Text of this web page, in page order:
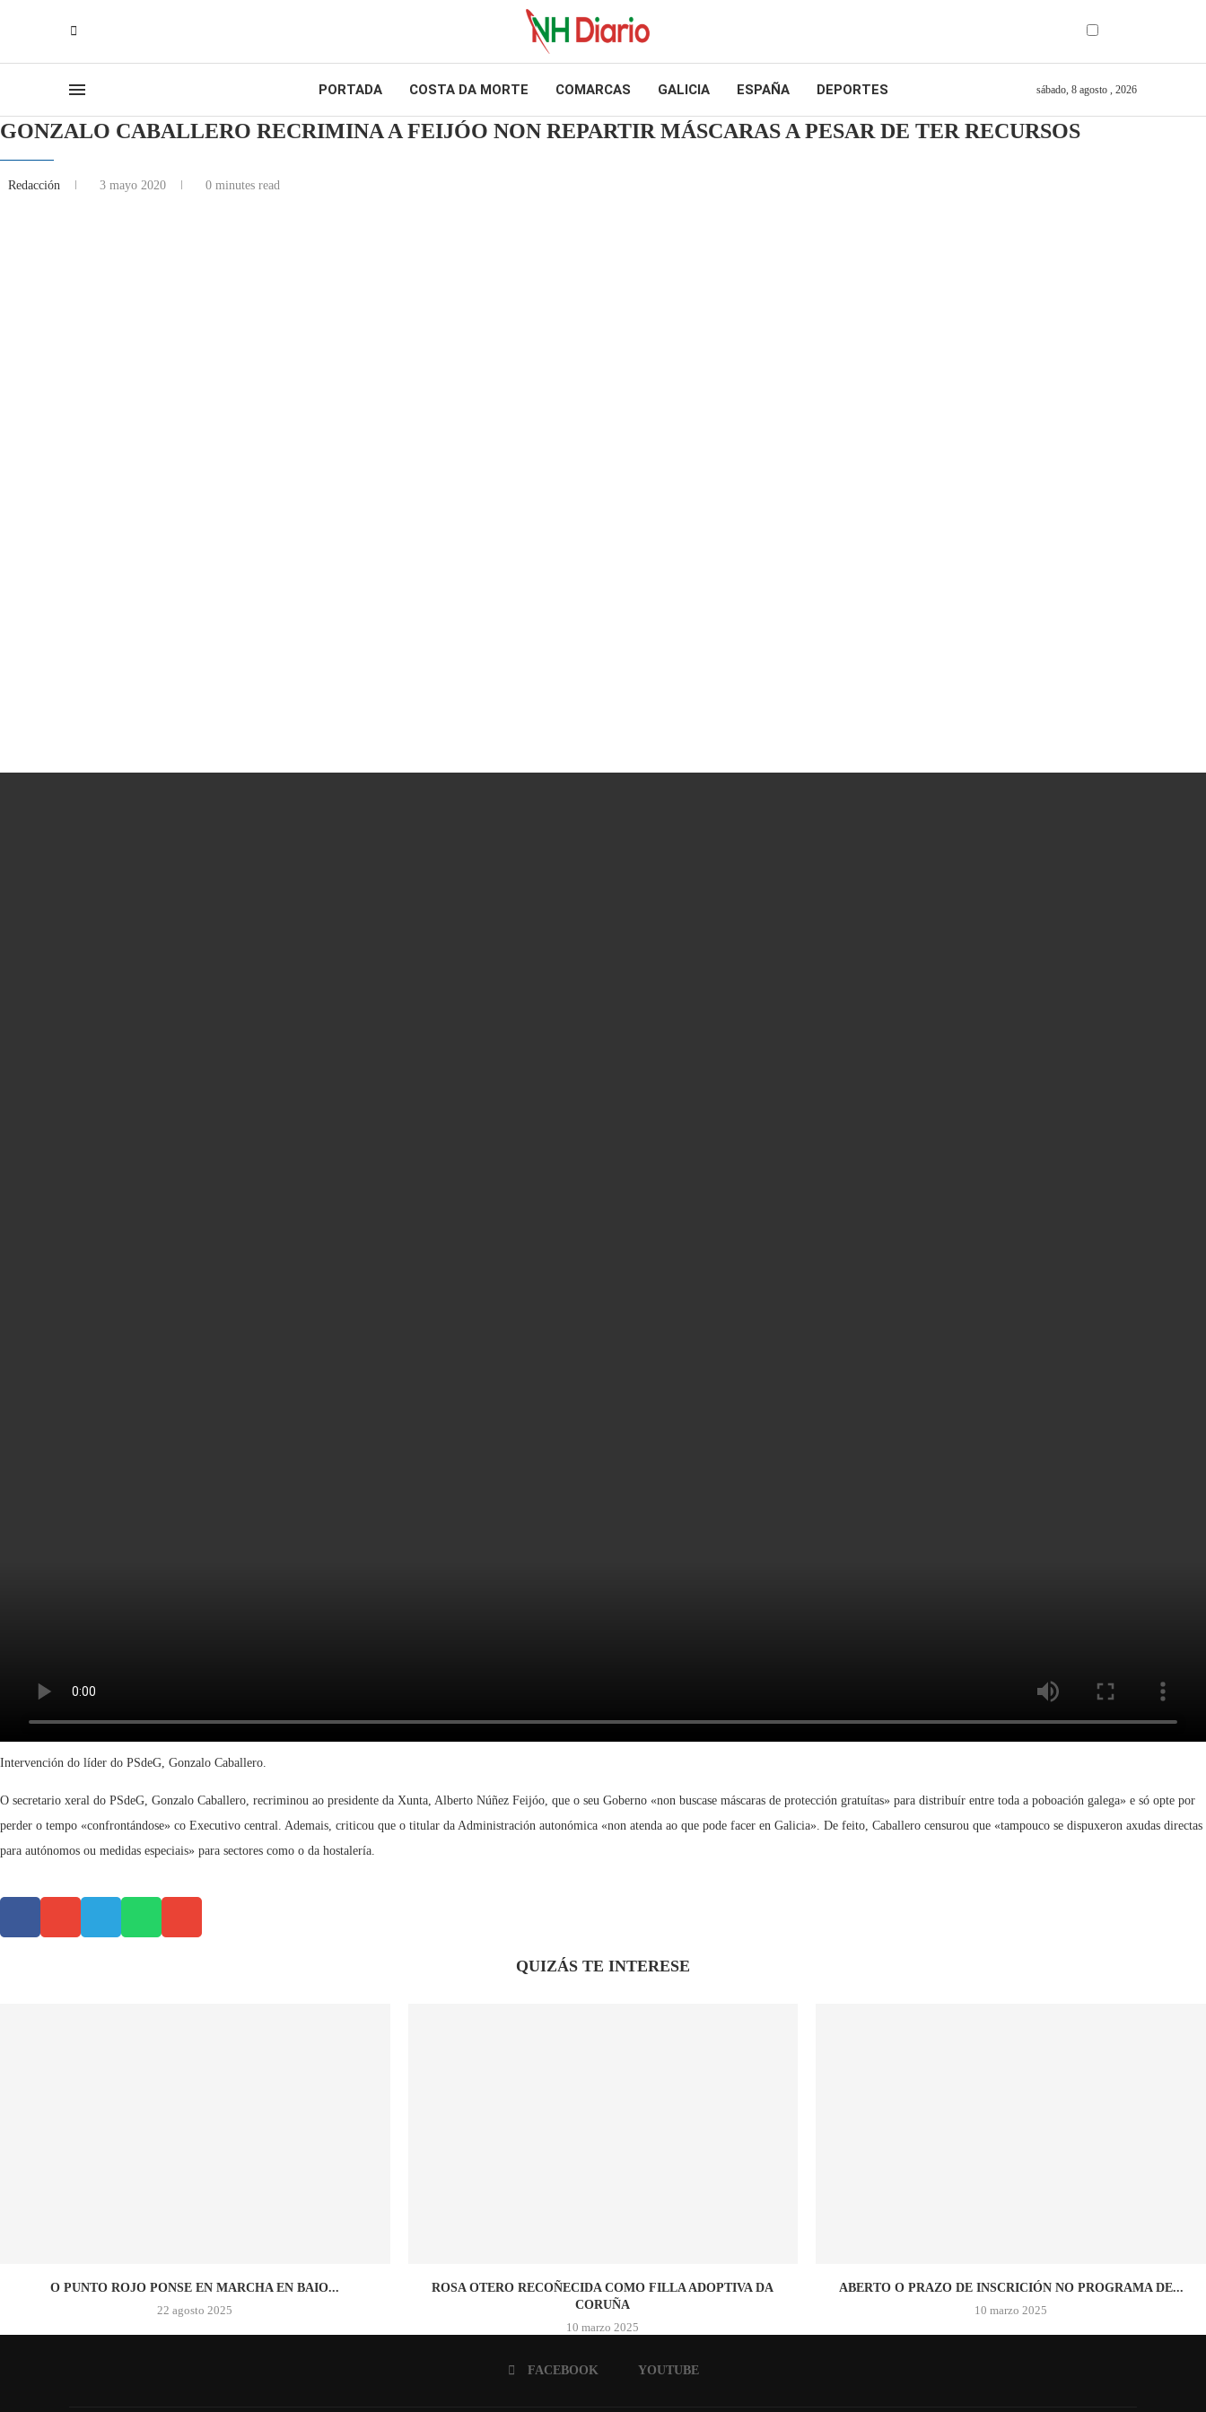
PORTADA COSTA DA MORTE COMARCAS GALICIA ESPAÑA DEPORTES sábado, 8 agosto , 2026
GONZALO CABALLERO RECRIMINA A FEIJÓO NON REPARTIR MÁSCARAS A PESAR DE TER RECURSOS
Redacción 3 mayo 2020 0 minutes read
Intervención do líder do PSdeG, Gonzalo Caballero.
O secretario xeral do PSdeG, Gonzalo Caballero, recriminou ao presidente da Xunta, Alberto Núñez Feijóo, que o seu Goberno «non buscase máscaras de protección gratuítas» para distribuír entre toda a poboación galega» e só opte por
perder o tempo «confrontándose» co Executivo central. Ademais, criticou que o titular da Administración autonómica «non atenda ao que pode facer en Galicia». De feito, Caballero censurou que «tampouco se dispuxeron axudas directas
para autónomos ou medidas especiais» para sectores como o da hostalería.
QUIZÁS TE INTERESE
O PUNTO ROJO PONSE EN MARCHA EN BAIO...
22 agosto 2025
ROSA OTERO RECOÑECIDA COMO FILLA ADOPTIVA DA
CORUÑA
10 marzo 2025
ABERTO O PRAZO DE INSCRICIÓN NO PROGRAMA DE...
10 marzo 2025
FACEBOOK YOUTUBE